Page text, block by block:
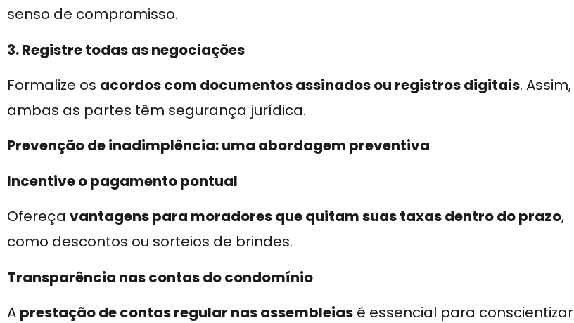
senso de compromisso.
3. Registre todas as negociações
Formalize os acordos com documentos assinados ou registros digitais. Assim,
ambas as partes têm segurança jurídica.
Prevenção de inadimplência: uma abordagem preventiva
Incentive o pagamento pontual
Ofereça vantagens para moradores que quitam suas taxas dentro do prazo,
como descontos ou sorteios de brindes.
Transparência nas contas do condomínio
A prestação de contas regular nas assembleias é essencial para conscientizar